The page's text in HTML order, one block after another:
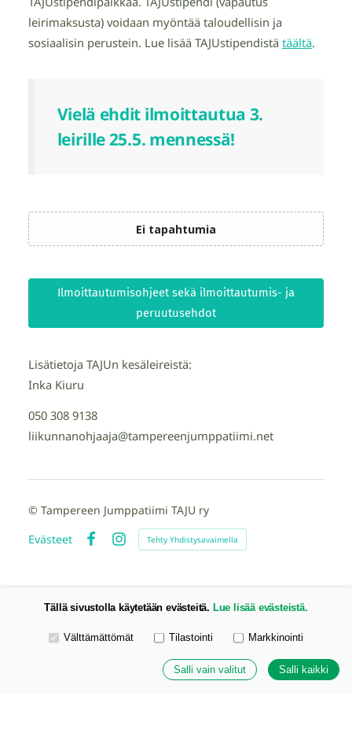
leirimaksusta) voidaan myöntää taloudellisin ja
sosiaalisin perustein. Lue lisää TAJUstipendistä täältä.
Vielä ehdit ilmoittautua 3.
leirille 25.5. mennessä!
Ilmoittautumisohjeet sekä ilmoittautumis- ja
peruutusehdot
Lisätietoja TAJUn kesäleireistä:
Inka Kiuru
050 308 9138
liikunnanohjaaja@tampereenjumppatiimi.net
© Tampereen Jumppatiimi TAJU ry
Evästeet
Instagram
Tehty Yhdistysavaimella
Tällä sivustolla käytetään evästeitä. Lue lisää evästeistä.
Valitse käytettävät evästeet
Välttämättömät Tilastointi Markkinointi
Salli vain valitut Salli kaikki